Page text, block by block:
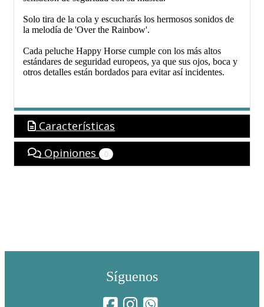
Solo tira de la cola y escucharás los hermosos sonidos de
la melodía de 'Over the Rainbow'.
Cada peluche Happy Horse cumple con los más altos
estándares de seguridad europeos, ya que sus ojos, boca y
otros detalles están bordados para evitar así incidentes.
Características
Opiniones
0
Síguenos